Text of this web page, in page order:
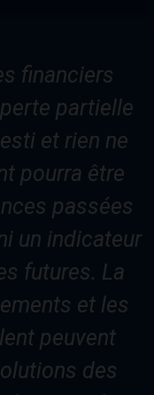
financiers
partielle
et rien ne
pourra être
passées
un indicateur
futures. La
et les
peuvent
des